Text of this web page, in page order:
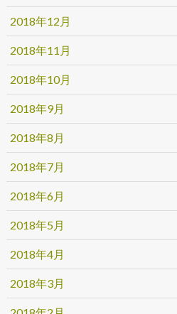
2018年12月
2018年11月
2018年10月
2018年9月
2018年8月
2018年7月
2018年6月
2018年5月
2018年4月
2018年3月